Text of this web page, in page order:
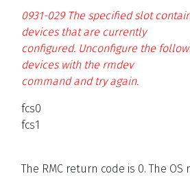
0931-029 The specified slot
devices that are currently
configured. Unconfigure the
devices with the rmdev
command and try again.
fcs0
fcs1
The RMC return code is 0. The OS